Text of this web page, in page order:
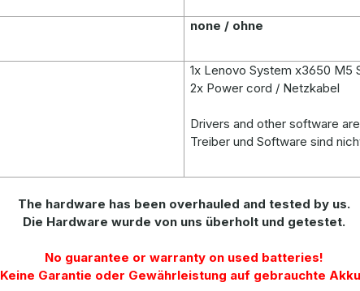
none / ohne
1x Lenovo System x3650 M5
2x Power cord / Netzkabel
Drivers and other software
Treiber und Software sind
The hardware has been overhauled and tested by us.
Die Hardware wurde von uns überholt und getestet.
No guarantee or warranty on used batteries!
Keine Garantie oder Gewährleistung auf gebrauchte